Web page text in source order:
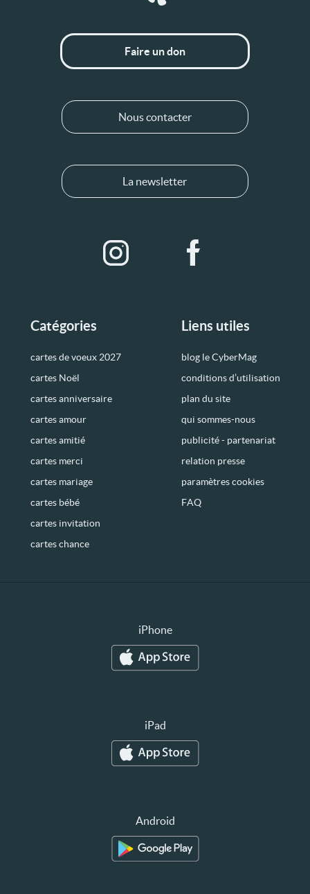
Catégories
cartes de voeux 2027
cartes Noël
cartes anniversaire
cartes amour
cartes amitié
cartes merci
cartes mariage
cartes bébé
cartes invitation
cartes chance
Liens utiles
blog le CyberMag
conditions d’utilisation
plan du site
qui sommes-nous
publicité - partenariat
relation presse
paramètres cookies
FAQ
Faire un don
Nous contacter
La newsletter
iPhone
iPad
Android